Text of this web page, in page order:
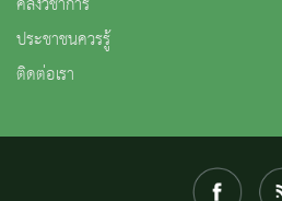
ประชาชนควรรู้
ติดต่อเรา